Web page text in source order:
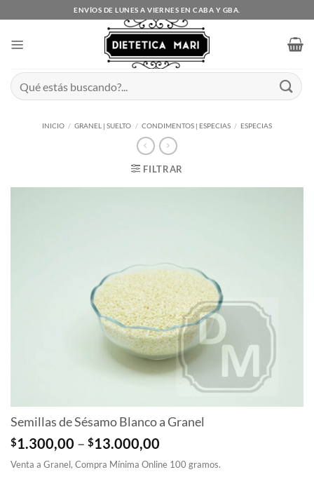
al
ENVÍOS DE LUNES A VIERNES EN CABA Y GBA.
Buscar
por:
INICIO / GRANEL | SUELTO / CONDIMENTOS | ESPECIAS / ESPECIAS
FILTRAR
Semillas de Sésamo Blanco a Granel
$1.300,00 – $13.000,00
$1.300,00
Venta a Granel, Compra Mínima Online 100 gramos.